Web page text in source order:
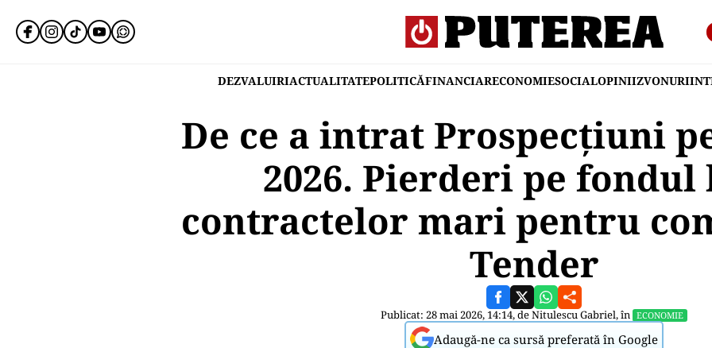
DEZVALUIRIACTUALITATEPOLITICĂFINANCIARECONOMIESOCIALOPINIIZVONURI
De ce a intrat Prospecțiuni
2026. Pierderi pe fondul
contractelor mari pentru
Tender
Publicat: 28 mai 2026, 14:14, deNitulescu Gabriel, în ECONOMIE
Adaugă-ne ca sursă preferată în Google